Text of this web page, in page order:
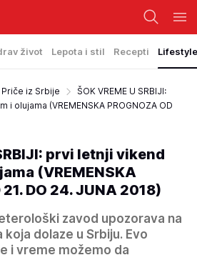
život Lepota i stil Recepti Lifestyle
Priče iz Srbije
ŠOK VREME U SRBIJI:
olujama (VREMENSKA PROGNOZA OD
prvi letnji vikend
(VREMENSKA
21. DO 24. JUNA 2018)
zavod upozorava na
dolaze u Srbiju. Evo
i vreme možemo da